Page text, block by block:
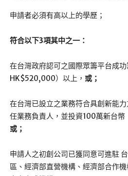
申請者必須有高以上的學歷；
符合以下3項其中之一：
在台灣政府認可之國際眾籌平台成
HK$520,000）以上， 或；
在台灣已設立之業務符合具創新能
任業務負責人，並投資100萬新台
或；
申請人之初創公司已獲同意可進駐
區、經濟部直營機構、經濟部合作